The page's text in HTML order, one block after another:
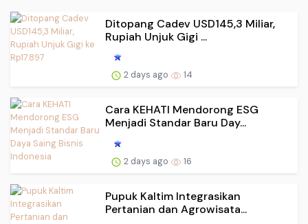
Ditopang Cadev USD145,3 Miliar,
Rupiah Unjuk Gigi ...
2 days ago 14
Cara KEHATI Mendorong ESG
Menjadi Standar Baru Day...
2 days ago 16
Pupuk Kaltim Integrasikan
Pertanian dan Agrowisata...